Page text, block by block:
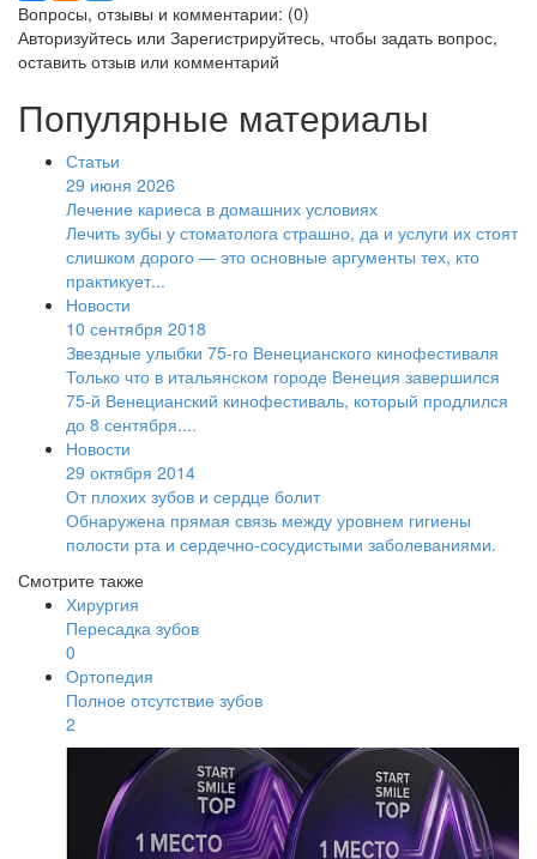
Вопросы, отзывы и комментарии: (0)
Авторизуйтесь или Зарегистрируйтесь, чтобы задать вопрос,
оставить отзыв или комментарий
Популярные материалы
Статьи
29 июня 2026
Лечение кариеса в домашних условиях
Лечить зубы у стоматолога страшно, да и услуги их стоят
слишком дорого — это основные аргументы тех, кто
практикует...
Новости
10 сентября 2018
Звездные улыбки 75-го Венецианского кинофестиваля
Только что в итальянском городе Венеция завершился
75-й Венецианский кинофестиваль, который продлился
до 8 сентября....
Новости
29 октября 2014
От плохих зубов и сердце болит
Обнаружена прямая связь между уровнем гигиены
полости рта и сердечно-сосудистыми заболеваниями.
Смотрите также
Хирургия
Пересадка зубов
0
Ортопедия
Полное отсутствие зубов
2